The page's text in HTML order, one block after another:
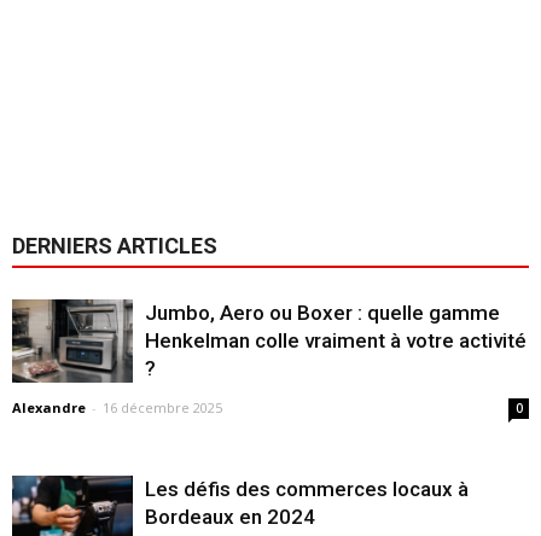
DERNIERS ARTICLES
Jumbo, Aero ou Boxer : quelle gamme
Henkelman colle vraiment à votre activité
?
Alexandre - 16 décembre 2025 0
Les défis des commerces locaux à
Bordeaux en 2024